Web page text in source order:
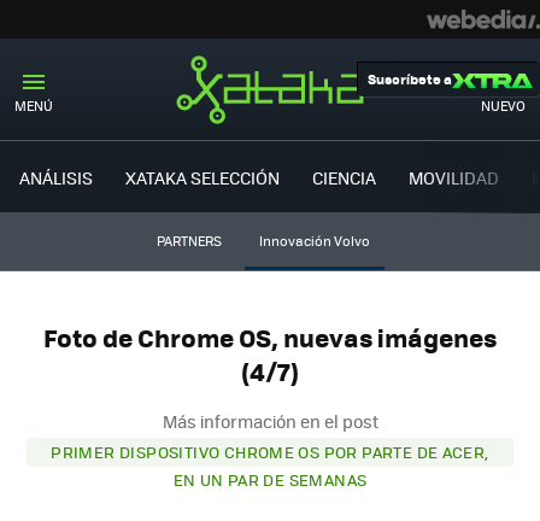
MENÚ NUEVO
Suscríbete a
ANÁLISIS XATAKA SELECCIÓN CIENCIA MOVILIDAD
PARTNERS Innovación Volvo
Foto de Chrome OS, nuevas imágenes
(4/7)
Más información en el post
PRIMER DISPOSITIVO CHROME OS POR PARTE DE ACER,
EN UN PAR DE SEMANAS